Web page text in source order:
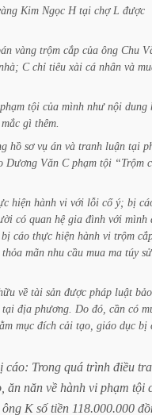
Kim Ngọc H tại chợ L được
vàng trộm cắp của ông Chu
C chỉ tiêu xài cá nhân và
phạm tội của mình như nội dung
mắc gì thêm.
hồ sơ vụ án và tranh luận tại
Dương Văn C phạm tội “Trộm
hiện hành vi với lỗi cố ý; bị
có quan hệ gia đình với mình
bị cáo thực hiện hành vi trộm
thỏa mãn nhu cầu mua ma túy sử
về tài sản được pháp luật bảo
tại địa phương. Do đó, cần có
mục đích cải tạo, giáo dục bị
cáo: Trong quá trình điều tra
ăn năn về hành vi phạm tội
ông K số tiền 118.000.000